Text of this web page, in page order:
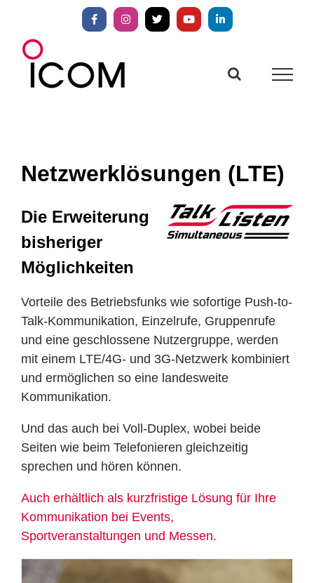
springen
FacebookInstagram
X YouTubeLinkedIn
Netzwerklösungen (LTE)
Die Erweiterung
bisheriger
Möglichkeiten
Vorteile des Betriebsfunks wie sofortige Push-to-
Talk-Kommunikation, Einzelrufe, Gruppenrufe
und eine geschlossene Nutzergruppe, werden
mit einem LTE/4G- und 3G-Netzwerk kombiniert
und ermöglichen so eine landesweite
Kommunikation.
Und das auch bei Voll-Duplex, wobei beide
Seiten wie beim Telefonieren gleichzeitig
sprechen und hören können.
Auch erhältlich als kurzfristige Lösung für Ihre
Kommunikation bei Events,
Sportveranstaltungen und Messen.